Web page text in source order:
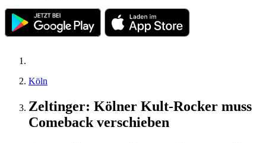
Köln
Zeltinger: Kölner Kult-Rocker muss
Comeback verschieben